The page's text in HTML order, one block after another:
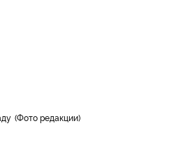
Фото редакции